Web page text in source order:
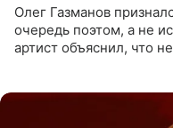
Олег Газманов
очередь поэтом, а не
артист объяснил, что